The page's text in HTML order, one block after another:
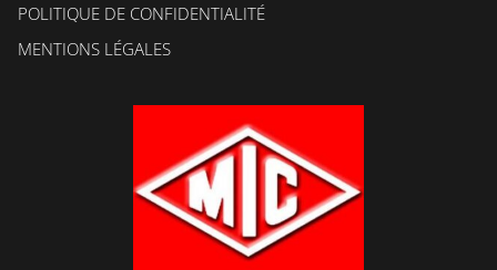
POLITIQUE DE CONFIDENTIALITÉ
MENTIONS LÉGALES